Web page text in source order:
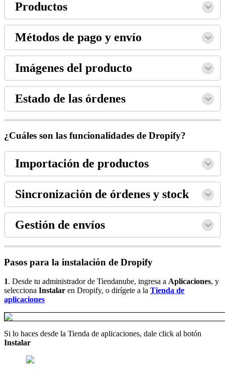
Productos
Métodos de pago y envío
Imágenes del producto
Estado de las órdenes
¿Cuáles son las funcionalidades de Dropify?
Importación de productos
Sincronización de órdenes y stock
Gestión de envíos
Pasos para la instalación de Dropify
1. Desde tu administrador de Tiendanube, ingresa a Aplicaciones, y
selecciona Instalar en Dropify, o dirígete a la Tienda de
aplicaciones
Si lo haces desde la Tienda de aplicaciones, dale click al botón
Instalar